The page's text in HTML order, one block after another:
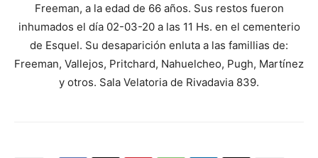
Freeman, a la edad de 66 años. Sus restos fueron
inhumados el día 02-03-20 a las 11 Hs. en el cementerio
de Esquel. Su desaparición enluta a las famillias de:
Freeman, Vallejos, Pritchard, Nahuelcheo, Pugh, Martínez
y otros. Sala Velatoria de Rivadavia 839.